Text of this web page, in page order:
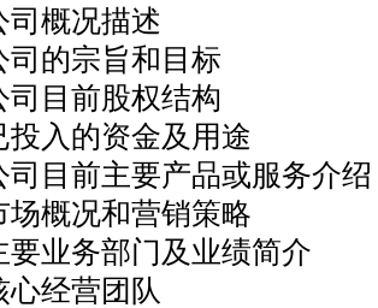
概况描述
的宗旨和目标
目前股权结构
入的资金及用途
目前主要产品或服务介绍
概况和营销策略
业务部门及业绩简介
经营团队